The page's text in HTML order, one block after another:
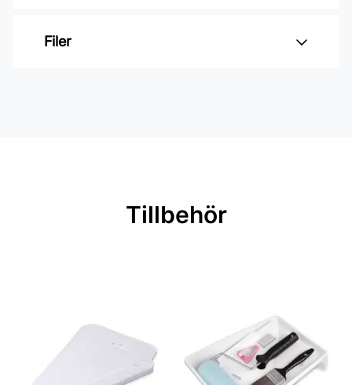
Varumärke: Boråstapeter
Mönsterrepetition: 53 cm
Leverantörens artikelnummer: 3572
Filer
Tillbehör